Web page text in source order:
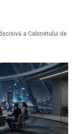
a Cabinetului de